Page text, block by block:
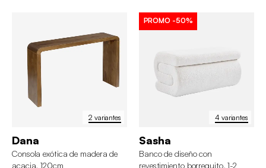
2 variantes
Dana
Consola exótica de madera de
acacia, 120cm
4 variantes
PROMO -50%
Sasha
Banco de diseño con
revestimiento borreguito, 1-2